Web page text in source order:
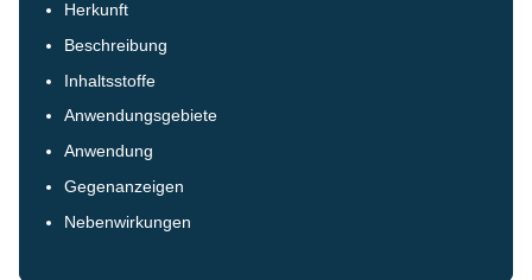
Herkunft
Beschreibung
Inhaltsstoffe
Anwendungsgebiete
Anwendung
Gegenanzeigen
Nebenwirkungen